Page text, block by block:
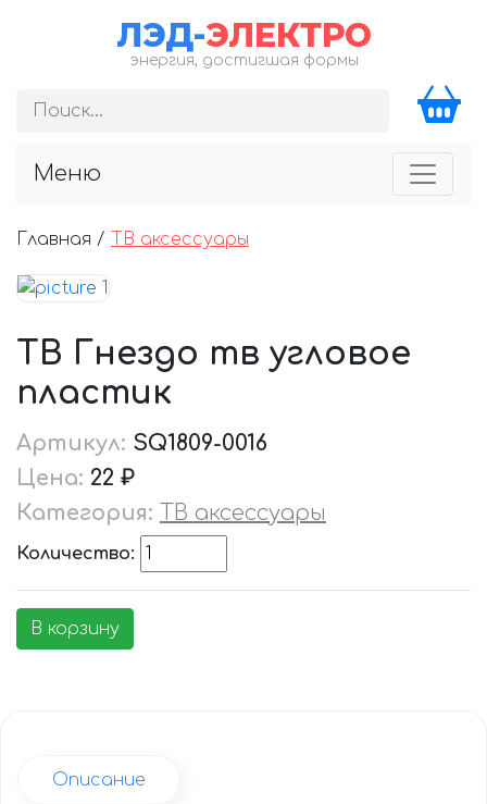
ЛЭД-ЭЛЕКТРО
энергия, достигшая формы
Меню
Главная / ТВ аксессуары
ТВ Гнездо тв угловое
пластик
Артикул: SQ1809-0016
Цена: 22 ₽
Категория:
ТВ аксессуары
Количество:
В корзину
Описание